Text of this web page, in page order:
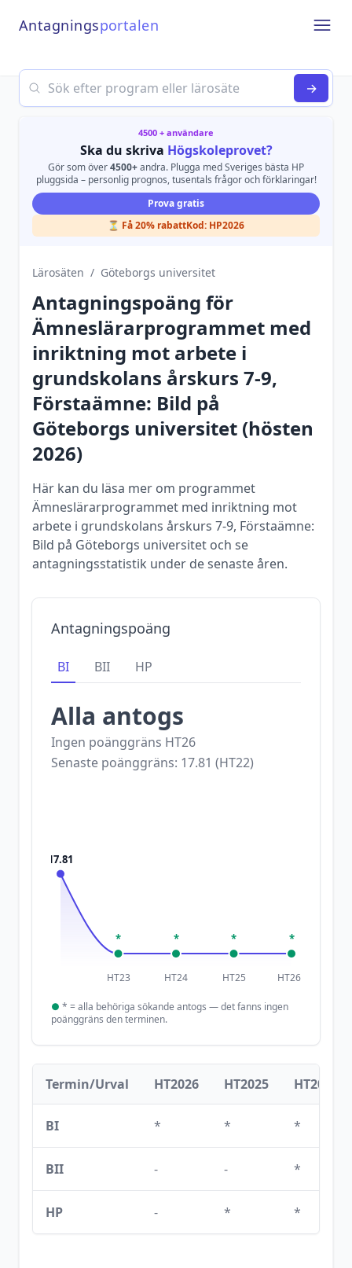
Antagningsportalen
Search
→
4500 + användare
Ska du skriva Högskoleprovet?
Gör som över4500+andra. Plugga med Sveriges bästa HP
pluggsida – personlig prognos, tusentals frågor och förklaringar!
Prova gratis
⏳ Få 20% rabattKod: HP2026
Lärosäten / Göteborgs universitet
Antagningspoäng för
Ämneslärarprogrammet med
inriktning mot arbete i
grundskolans årskurs 7-9,
Förstaämne: Bild på
Göteborgs universitet (hösten
2026)
Här kan du läsa mer om programmet
Ämneslärarprogrammet med inriktning mot
arbete i grundskolans årskurs 7-9, Förstaämne:
Bild på Göteborgs universitet och se
antagningsstatistik under de senaste åren.
Antagningspoäng
BI BII HP
Alla antogs
Ingen poänggräns HT26
Senaste poänggräns: 17.81 (HT22)
HT23 HT24 HT25 HT26
17.81
* * * *
● * = alla behöriga sökande antogs — det fanns ingen
poänggräns den terminen.
Termin/Urval HT2026 HT2025 HT2024
BI * * *
BII - - *
HP - * *